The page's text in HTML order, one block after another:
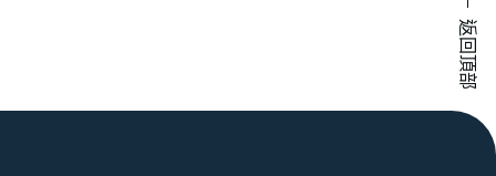
返回頂部